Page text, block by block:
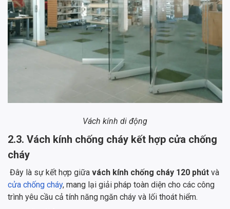
Vách kính di động
2.3. Vách kính chống cháy kết hợp cửa chống
cháy
Đây là sự kết hợp giữa vách kính chống cháy 120 phút và
cửa chống cháy, mang lại giải pháp toàn diện cho các công
trình yêu cầu cả tính năng ngăn cháy và lối thoát hiểm.